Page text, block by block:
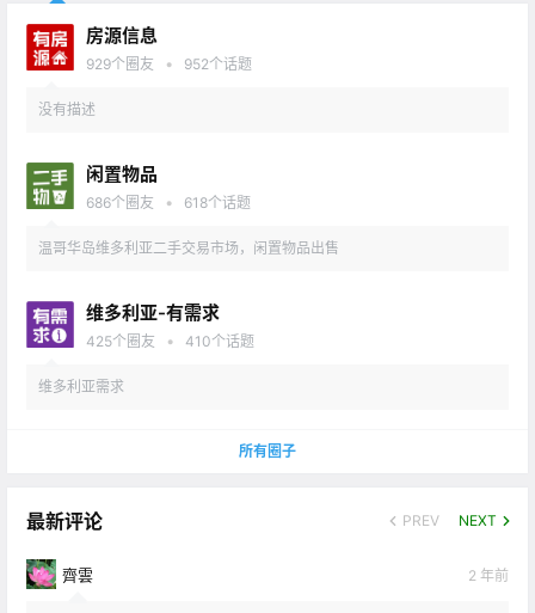
房源信息
929个圈友 • 952个话题
没有描述
闲置物品
686个圈友 • 618个话题
温哥华岛维多利亚二手交易市场，闲置物品出售
维多利亚-有需求
425个圈友 • 410个话题
维多利亚需求
所有圈子
最新评论 PREV NEXT
齊雲 2 年前